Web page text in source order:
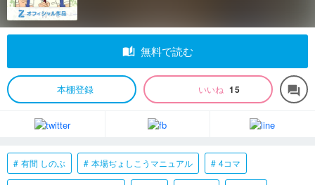
auto_stories 無料で読む
本棚登録 いいね 15 forum
有間 しのぶ 本場ぢょしこうマニュアル 4コマ